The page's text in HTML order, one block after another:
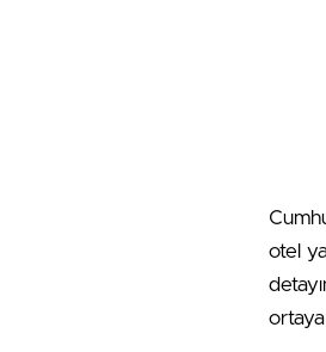
otel
ortaya